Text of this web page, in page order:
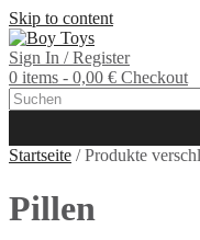
Skip to content
Sign In / Register
0 items - 0,00 € Checkout
Startseite / Produkte
Pillen